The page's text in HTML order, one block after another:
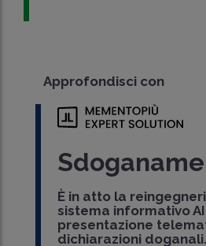
Approfondisci con
È in atto la
sistema informativo
presentazione
dichiarazioni